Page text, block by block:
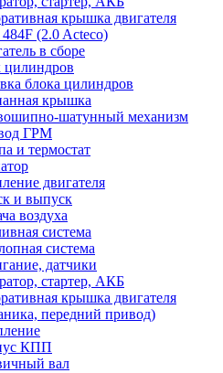
крышка двигателя
484F (2.0 Acteco)
в сборе
цилиндров
блока цилиндров
крышка
шатунный механизм
ГРМ
и термостат
двигателя
и выпуск
воздуха
система
система
датчики
стартер, АКБ
крышка двигателя
передний привод)
КПП
вал